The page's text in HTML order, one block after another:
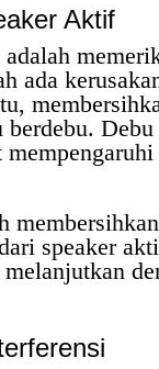
Aktif
ada
Debu
speaker